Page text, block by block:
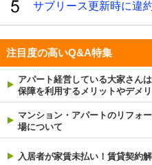
サブリース更新時に違
注目度の高いQ&A特集
アパート経営している大家さん
保障を利用するメリットやデメ
マンション・アパートのリフォ
場について
入居者が家賃未払い！賃貸契約